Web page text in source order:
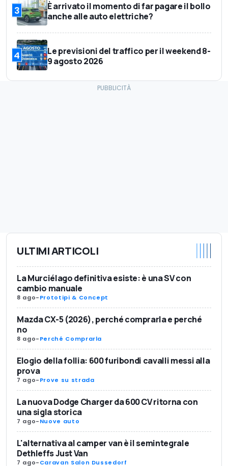
3
È arrivato il momento di far pagare il bollo
anche alle auto elettriche?
4
Le previsioni del traffico per il weekend 8-
9 agosto 2026
ULTIMI ARTICOLI
La Murciélago definitiva esiste: è una SV con
cambio manuale
8 ago-Prototipi & Concept
Mazda CX-5 (2026), perché comprarla e perché
no
8 ago-Perché Comprarla
Elogio della follia: 600 furibondi cavalli messi alla
prova
7 ago-Prove su strada
La nuova Dodge Charger da 600 CV ritorna con
una sigla storica
7 ago-Nuove auto
L'alternativa al camper van è il semintegrale
Dethleffs Just Van
7 ago-Caravan Salon Dussedorf